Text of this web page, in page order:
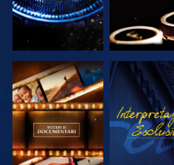
ESPLORA LE
SERIE